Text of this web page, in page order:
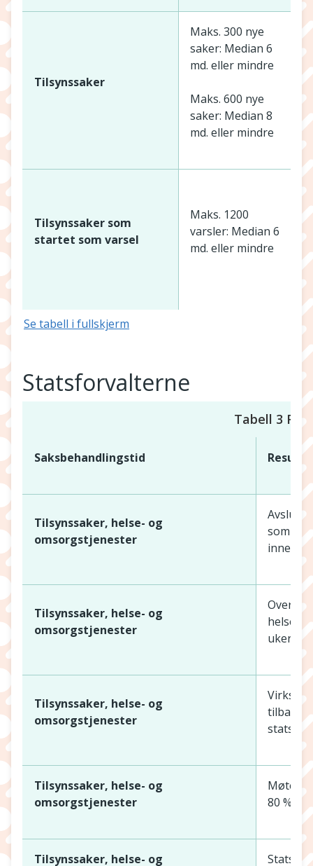
Tilsynssaker
Maks. 300 nye
saker: Median 6
md. eller mindre
Maks. 600 nye
saker: Median 8
md. eller mindre
Tilsynssaker som
startet som varsel
Maks. 1200
varsler: Median 6
md. eller mindre
Se tabell i fullskjerm
Statsforvalterne
Tabell 3
Saksbehandlingstid
Tilsynssaker, helse- og
omsorgstjenester
som har
innen 4
Tilsynssaker, helse- og
omsorgstjenester
uker.
Tilsynssaker, helse- og
omsorgstjenester
Tilsynssaker, helse- og
omsorgstjenester
Møte
80 %
Tilsynssaker, helse- og